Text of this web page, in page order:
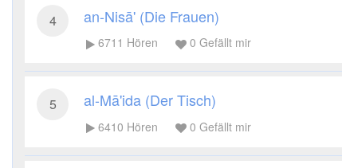
4 an-Nisā' (Die Frauen)
6711 Hören 0 Gefällt mir
5 al-Mā'ida (Der Tisch)
6410 Hören 0 Gefällt mir